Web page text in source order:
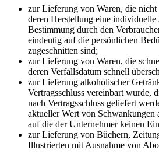
zur Lieferung von Waren, die
deren Herstellung eine
Bestimmung durch den
eindeutig auf die persönlichen
zugeschnitten sind;
zur Lieferung von Waren, die
deren Verfallsdatum schnell
zur Lieferung alkoholischer
Vertragsschluss vereinbart wurde,
nach Vertragsschluss geliefert
aktueller Wert von Schwankungen
auf die der Unternehmer keinen
zur Lieferung von Büchern,
Illustrierten mit Ausnahme von